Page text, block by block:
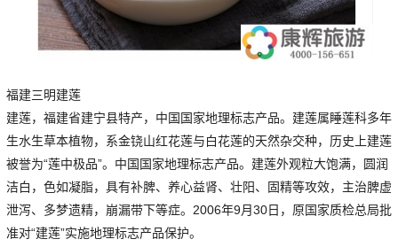
福建三明建莲
建莲，福建省建宁县特产，中国国家地理标志产品。建莲属睡莲科多年
生水生草本植物，系金铙山红花莲与白花莲的天然杂交种，历史上建莲
被誉为“莲中极品”。中国国家地理标志产品。建莲外观粒大饱满，圆润
洁白，色如凝脂，具有补脾、养心益肾、壮阳、固精等攻效，主治脾虚
泄泻、多梦遗精，崩漏带下等症。2006年9月30日，原国家质检总局批
准对“建莲”实施地理标志产品保护。